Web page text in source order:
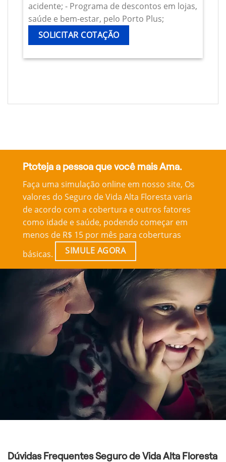
acidente; - Programa de descontos em lojas,
saúde e bem-estar, pelo Porto Plus;
SOLICITAR COTAÇÃO
Ptoteja a pessoa que você mais Ama.
Faça uma simulação online em nosso site, Os
valores do Seguro de Vida Alta Floresta varia
de acordo com a cobertura e outros fatores
como idade e saúde, podendo começar em
menos de R$ 15 por mês para coberturas
básicas.
SIMULE AGORA
Dúvidas Frequentes Seguro de Vida Alta Floresta